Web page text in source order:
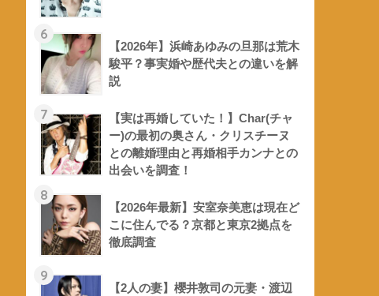
6
【2026年】浜崎あゆみの旦那は荒木
駿平？事実婚や歴代夫との違いを解
説
7
【実は再婚していた！】Char(チャ
ー)の最初の奥さん・クリスチーヌ
との離婚理由と再婚相手カンナとの
出会いを調査！
8
【2026年最新】安室奈美恵は現在ど
こに住んでる？京都と東京2拠点を
徹底調査
9
【2人の妻】櫻井敦司の元妻・渡辺